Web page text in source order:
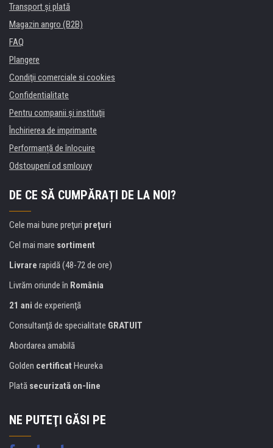
Transport şi plată
Magazin angro (B2B)
FAQ
Plangere
Condiţii comerciale si cookies
Confidentialitate
Pentru companii și instituţii
Închirierea de imprimante
Performanță de înlocuire
Odstoupení od smlouvy
DE CE SĂ CUMPĂRAȚI DE LA NOI?
Cele mai bune preţuri preţuri
Cel mai mare sortiment
Livrare rapidă (48-72 de ore)
Livrăm oriunde în România
21 ani de experienţă
Consultanţă de specialitate GRATUIT
Abordarea amabilă
Golden certificat Heureka
Plată securizată on-line
NE PUTEŢI GĂSI PE